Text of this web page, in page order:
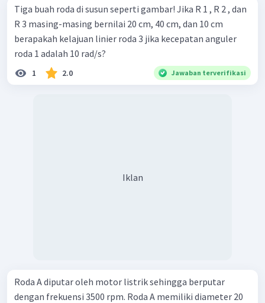
Tiga buah roda di susun seperti gambar! Jika R 1 , R 2 , dan
R 3 masing-masing bernilai 20 cm, 40 cm, dan 10 cm
berapakah kelajuan linier roda 3 jika kecepatan anguler
roda 1 adalah 10 rad/s?
1 2.0 Jawaban terverifikasi
Iklan
Roda A diputar oleh motor listrik sehingga berputar
dengan frekuensi 3500 rpm. Roda A memiliki diameter 20